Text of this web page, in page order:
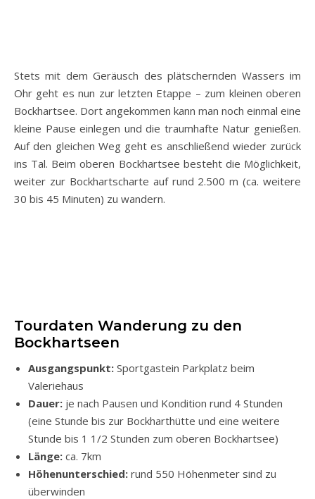
Stets mit dem Geräusch des plätschernden Wassers im
Ohr geht es nun zur letzten Etappe – zum kleinen oberen
Bockhartsee. Dort angekommen kann man noch einmal eine
kleine Pause einlegen und die traumhafte Natur genießen.
Auf den gleichen Weg geht es anschließend wieder zurück
ins Tal. Beim oberen Bockhartsee besteht die Möglichkeit,
weiter zur Bockhartscharte auf rund 2.500 m (ca. weitere
30 bis 45 Minuten) zu wandern.
Tourdaten Wanderung zu den
Bockhartseen
Ausgangspunkt: Sportgastein Parkplatz beim
Valeriehaus
Dauer: je nach Pausen und Kondition rund 4 Stunden
(eine Stunde bis zur Bockharthütte und eine weitere
Stunde bis 1 1/2 Stunden zum oberen Bockhartsee)
Länge: ca. 7km
Höhenunterschied: rund 550 Höhenmeter sind zu
überwinden